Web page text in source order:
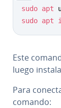
sudo apt
sudo apt
Este
luego
Para
comando: